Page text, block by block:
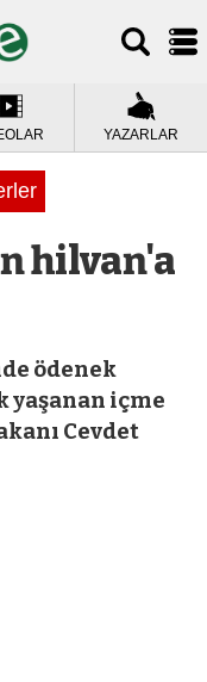
YAZARLAR
hilvan'a
ödenek
yaşanan içme
Cevdet